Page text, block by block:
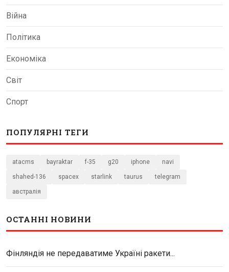
Війна
Політика
Економіка
Світ
Спорт
ПОПУЛЯРНІ ТЕГИ
atacms bayraktar f-35 g20 iphone navi
shahed-136 spacex starlink taurus telegram
австралія
ОСТАННІ НОВИНИ
Фінляндія не передаватиме Україні ракети...